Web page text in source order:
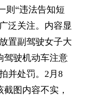
则“违法告知短
泛关注。内容显
置副驾驶女子大
驾驶机动车注意
并处罚。2月8
图内容不实，